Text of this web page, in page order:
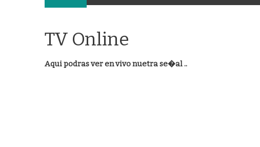
TV Online
Aqui podras ver en vivo nuetra se�al ..